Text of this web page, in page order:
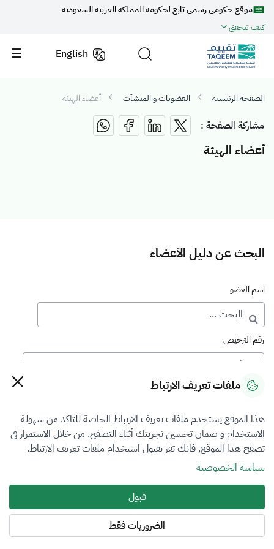
موقع حكومي رسمي تابع لحكومة المملكة العربية السعودية
كيف تتحقق
English
الصفحة الرئيسية العضويات و المنشآت أعضاء الهيئة
مشاركة الصفحة :
أعضاء الهيئة
البحث عن دليل الأعضاء
اسم العضو
رقم الترخيص
رقم العضوية
فرع التقييم
اختر
نوع العضوية
الكل
المنطقة
ملفات تعريف الارتباط
هذا الموقع يستخدم ملفات تعريف الارتباط الخاصة للتاكد من سهولة
الاستخدام و ضمان تحسين تجربتك أثناء التصفح. من خلال الاستمرار في
تصفح هذا الموقع, فانك تقر بقبول استخدام ملفات تعريف الارتباط.
سياسة الخصوصية
قبول
الضروريات فقط